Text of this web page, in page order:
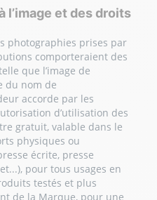
l’image et des droits
photographies prises par
comporteraient des
que l’image de
du nom de
accorde par les
d’utilisation des
gratuit, valable dans le
physiques ou
écrite, presse
pour tous usages en
testés et plus
de la Marque, pour une